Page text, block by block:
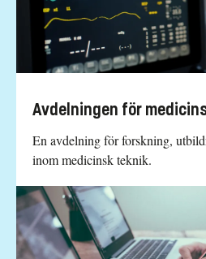
Avdelningen för
En avdelning för forskning,
inom medicinsk teknik.